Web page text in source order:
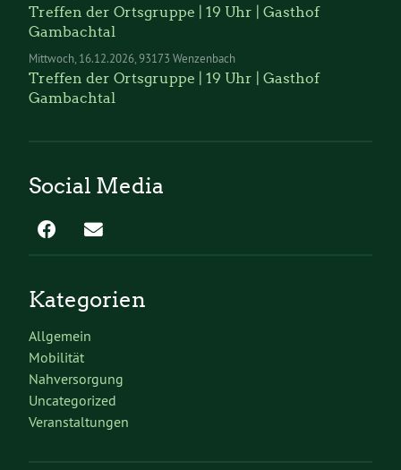
Treffen der Ortsgruppe | 19 Uhr | Gasthof
Gambachtal
Mittwoch 16.12.2026 93173 Wenzenbach
Treffen der Ortsgruppe | 19 Uhr | Gasthof
Gambachtal
Social Media
Kategorien
Allgemein
Mobilität
Nahversorgung
Uncategorized
Veranstaltungen